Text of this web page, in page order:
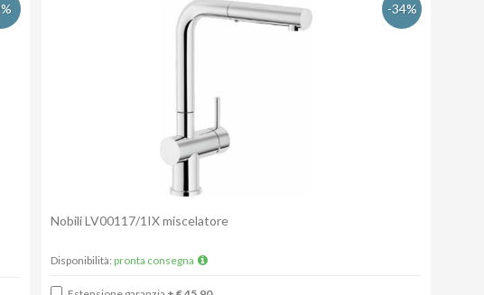
-34%
Nobili LV00117/1IX miscelatore
Disponibilità: pronta consegna